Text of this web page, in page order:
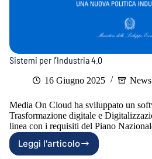
Sistemi per l’Industria 4.0
16 Giugno 2025 News
Media On Cloud ha sviluppato un
Trasformazione digitale e
linea con i requisiti del Piano
Leggi l'articolo
Sistemi